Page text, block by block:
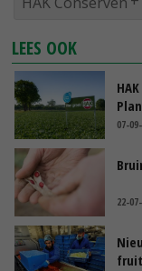
LEES OOK
07-
22-